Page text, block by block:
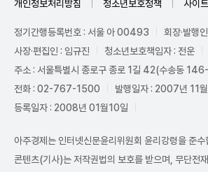
개인정보처리방침 청소년보호정책 사이
정기간행등록번호 : 서울 아 00493
회장·발행
사장·편집인 : 임규진
청소년보호책임자 : 전운
주소 : 서울특별시 종로구 종로 1길 42(수송동
전화 : 02-767-1500
발행일자 : 2007년 11
등록일자 : 2008년 01월10일
아주경제는 인터넷신문윤리위원회 윤리강령을 준
콘텐츠(기사)는 저작권법의 보호를 받으며, 무단전